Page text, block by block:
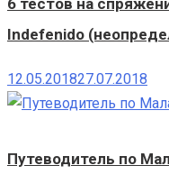
6 тестов на
Indefenido
12.05.201827.07.2018
Путеводитель по